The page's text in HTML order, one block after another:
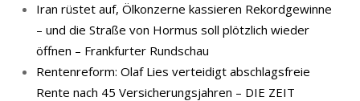
Iran rüstet auf, Ölkonzerne kassieren Rekordgewinne
– und die Straße von Hormus soll plötzlich wieder
öffnen – Frankfurter Rundschau
Rentenreform: Olaf Lies verteidigt abschlagsfreie
Rente nach 45 Versicherungsjahren – DIE ZEIT